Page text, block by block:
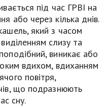
під час ГРВІ на
або через кілька днів.
який з часом
слизу та
виникає або
вдихом, вдиханням
повітря,
що подразнюють
сну.